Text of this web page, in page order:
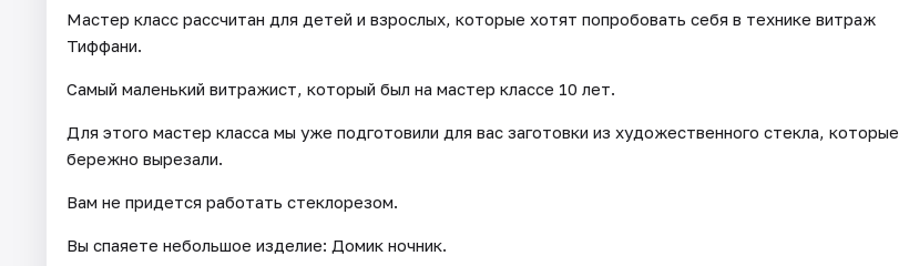
Мастер класс рассчитан для детей и взрослых, которые хотят попробовать себя в технике витраж
Тиффани.
Самый маленький витражист, который был на мастер классе 10 лет.
Для этого мастер класса мы уже подготовили для вас заготовки из художественного стекла, которые
бережно вырезали.
Вам не придется работать стеклорезом.
Вы спаяете небольшое изделие: Домик ночник.